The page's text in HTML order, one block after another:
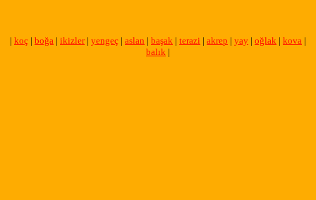
| koç | boğa | ikizler| yengeç | aslan | başak | terazi | akrep | yay | oğlak | kova |
balık |